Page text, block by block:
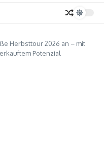
Herbsttour 2026 an – mit
Potenzial